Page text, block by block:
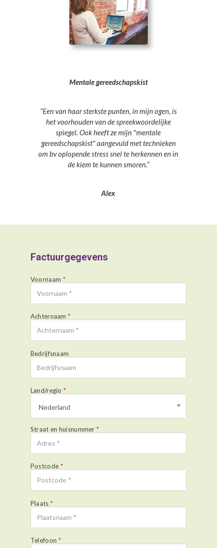
Mentale gereedschapskist
“Een van haar sterkste punten, in mijn ogen, is
het voorhouden van de spreekwoordelijke
spiegel. Ook heeft ze mijn "mentale
gereedschapskist" aangevuld met technieken
om bv oplopende stress snel te herkennen en in
de kiem te kunnen smoren.”
Alex
A
t
r
n
t
i
Factuurgegevens
Voornaam *
Achternaam*
Bedrijfsnaam
Land/regio*
Nederland
Straat en huisnummer*
Postcode *
Plaats *
Telefoon *